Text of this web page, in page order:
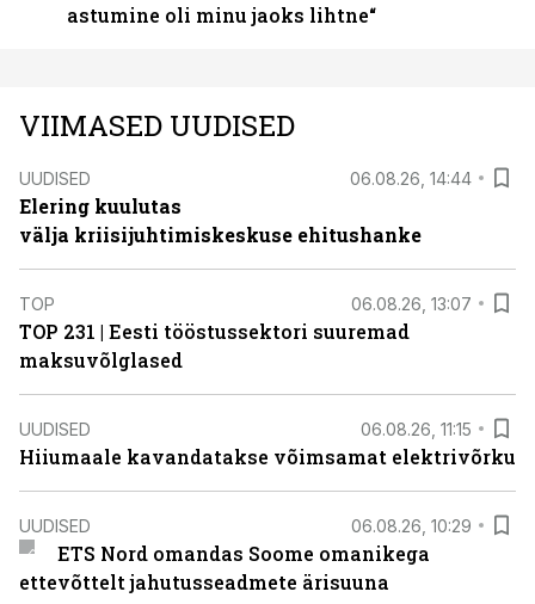
astumine oli minu jaoks lihtne“
VIIMASED UUDISED
UUDISED 06.08.26, 14:44
Elering kuulutas
välja kriisijuhtimiskeskuse ehitushanke
TOP 06.08.26, 13:07
TOP 231 | Eesti tööstussektori suuremad
maksuvõlglased
UUDISED 06.08.26, 11:15
Hiiumaale kavandatakse võimsamat elektrivõrku
UUDISED 06.08.26, 10:29
ETS Nord omandas Soome omanikega
ettevõttelt jahutusseadmete ärisuuna